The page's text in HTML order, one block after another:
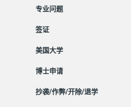
专业问题
签证
美国大学
博士申请
抄袭/作弊/开除/退学